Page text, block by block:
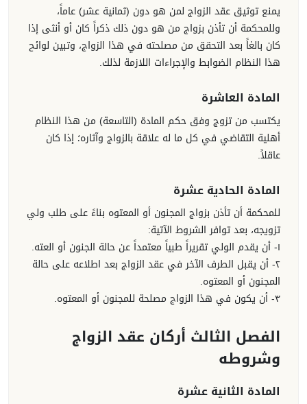
يمنع توثيق عقد الزواج لمن هو دون (ثمانية عشر) عاماً،
وللمحكمة أن تأذن بزواج من هو دون ذلك ذكراً كان أو أنثى إذا
كان بالغاً بعد التحقق من مصلحته في هذا الزواج، وتبين لوائح
هذا النظام الضوابط والإجراءات اللازمة لذلك.
المادة العاشرة
يكتسب من تزوج وفق حكم المادة (التاسعة) من هذا النظام
أهلية التقاضي في كل ما له علاقة بالزواج وآثاره؛ إذا كان
عاقلاً.
المادة الحادية عشرة
للمحكمة أن تأذن بزواج المجنون أو المعتوه بناءً على طلب ولي
تزويجه، بعد توافر الشروط الآتية:
١- أن يقدم الولي تقريراً طبياً معتمداً عن حالة الجنون أو العته.
٢- أن يقبل الطرف الآخر في عقد الزواج بعد اطلاعه على حالة
المجنون أو المعتوه.
٣- أن يكون في هذا الزواج مصلحة للمجنون أو المعتوه.
الفصل الثالث أركان عقد الزواج
وشروطه
المادة الثانية عشرة